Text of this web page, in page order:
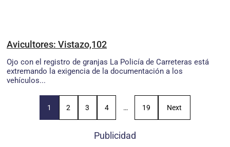
Avicultores: Vistazo,102
Ojo con el registro de granjas La Policía de Carreteras está
extremando la exigencia de la documentación a los
vehículos...
1 2 3 4 … 19 Next
Publicidad